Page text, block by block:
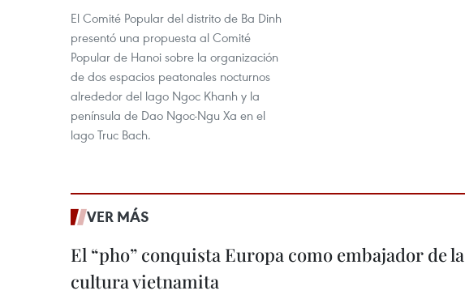
El Comité Popular del distrito de Ba Dinh
presentó una propuesta al Comité
Popular de Hanoi sobre la organización
de dos espacios peatonales nocturnos
alrededor del lago Ngoc Khanh y la
península de Dao Ngoc-Ngu Xa en el
lago Truc Bach.
VER MÁS
El “pho” conquista Europa como embajador de la
cultura vietnamita